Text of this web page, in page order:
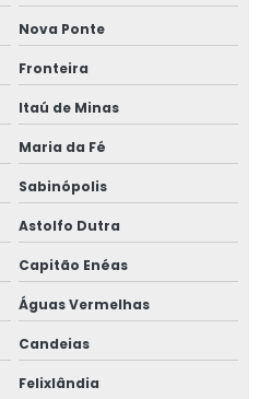
norma GMP+ 2020
versão 6.0 da norma
22000
de resíduos
qualidade
Nova Ponte
Fronteira
Itaú de Minas
Maria da Fé
Sabinópolis
Astolfo Dutra
Capitão Enéas
Águas Vermelhas
Candeias
Felixlândia